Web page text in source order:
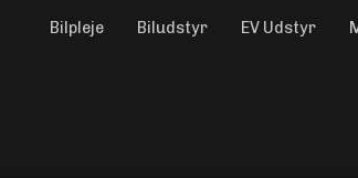
Bilpleje Biludstyr EV Udstyr